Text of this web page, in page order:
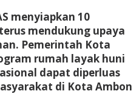
menyiapkan 10
mendukung upaya
Pemerintah Kota
rumah layak huni
dapat diperluas
di Kota Ambon